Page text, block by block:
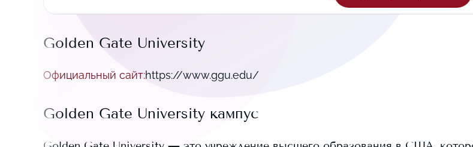
Golden Gate University
Официальный сайт:https://www.ggu.edu/
Golden Gate University кампус